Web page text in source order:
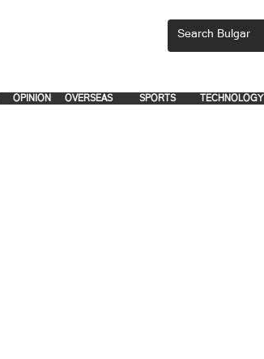
TECHNOLOGY
SPORTS
OVERSEAS
OPINION . .